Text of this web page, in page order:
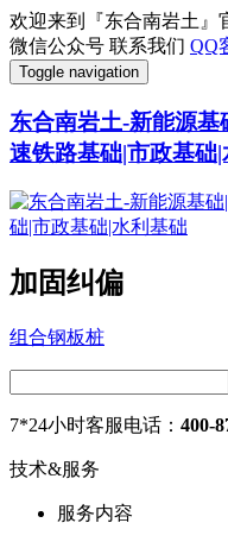
欢迎来到『东合南岩土』
微信公众号 联系我们 QQ
Toggle navigation
东合南岩土-新能源
速铁路基础|市政基础
加固纠偏
组合钢板桩
7*24小时客服电话： 400-
技术&服务
服务内容